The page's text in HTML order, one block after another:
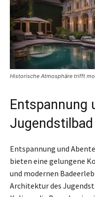
Historische Atmosphäre trifft
Entspannung
Jugendstilbad
Entspannung und
bieten eine gelungene
und modernen
Architektur des